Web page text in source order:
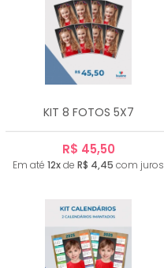
KIT 8 FOTOS 5X7
R$ 45,50
Em até 12xde R$ 4,45 com juros